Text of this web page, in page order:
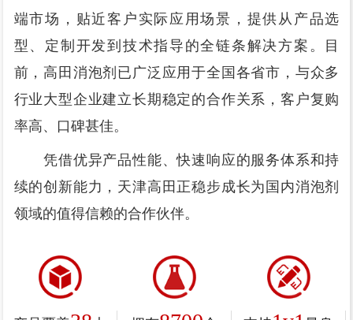
端市场，贴近客户实际应用场景，提供从产品选
型、定制开发到技术指导的全链条解决方案。目
前，高田消泡剂已广泛应用于全国各省市，与众多
行业大型企业建立长期稳定的合作关系，客户复购
率高、口碑甚佳。
凭借优异产品性能、快速响应的服务体系和持
续的创新能力，天津高田正稳步成长为国内消泡剂
领域的值得信赖的合作伙伴。